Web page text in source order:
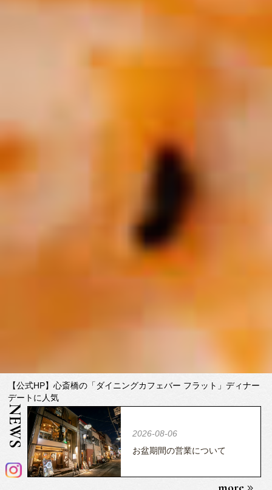
【公式HP】心斎橋の「ダイニングカフェバー フラット」ディナー
デートに人気
NEWS
2026-08-06
お盆期間の営業について